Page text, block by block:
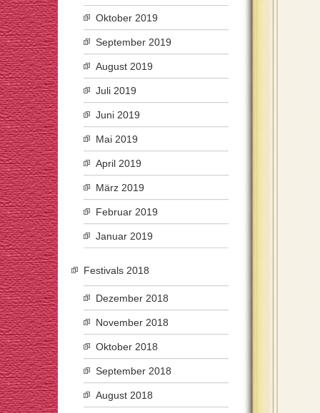
Oktober 2019
September 2019
August 2019
Juli 2019
Juni 2019
Mai 2019
April 2019
März 2019
Februar 2019
Januar 2019
Festivals 2018
Dezember 2018
November 2018
Oktober 2018
September 2018
August 2018